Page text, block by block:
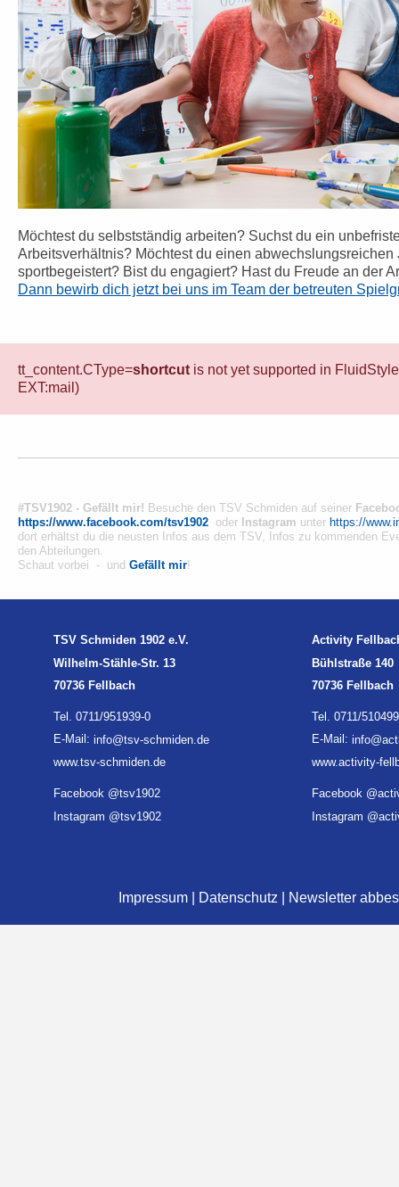
Möchtest du selbstständig arbeiten? Suchst du ein
Arbeitsverhältnis? Möchtest du einen abwechslungsreichen
sportbegeistert? Bist du engagiert? Hast du Freude an der
Dann bewirb dich jetzt bei uns im Team der betreuten
tt_content.CType=shortcut is not yet supported in
EXT:mail)
#TSV1902 - Gefällt mir! Besuche den TSV Schmiden auf seiner
https://www.facebook.com/tsv1902 oder Instagram unter https://
dort erhältst du die neusten Infos aus dem TSV, Infos zu kommenden
den Abteilungen.
Schaut vorbei - und Gefällt mir!
TSV Schmiden 1902 e.V.
Wilhelm-Stähle-Str. 13
70736 Fellbach
Tel. 0711/951939-0
E-Mail: info@tsv-schmiden.de
www.tsv-schmiden.de
Facebook @tsv1902
Instagram @tsv1902
Activity
Bühlstraße 140
70736 Fellbach
Tel. 0711/
E-Mail:
www.activity-
Facebook
Instagram
Impressum Datenschutz Newsletter